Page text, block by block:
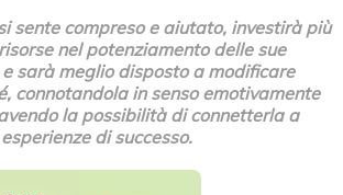
sente compreso e aiutato, investirà più
nel potenziamento delle sue
sarà meglio disposto a modificare
connotandola in senso emotivamente
la possibilità di connetterla a
esperienze di successo.